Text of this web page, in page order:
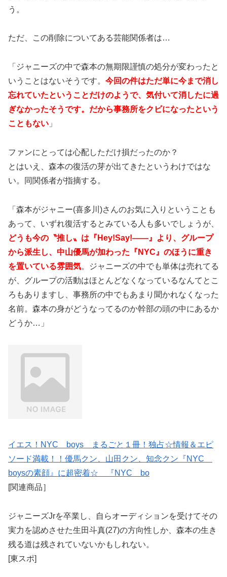
う。
ただ、この削除についてある芸能関係者は…
「ジャニーズの中で森本の無期限謹慎の処分が変わったと
いうことはないそうです。 今回の件はただ単に今まで消し
忘れていたということだけのようで、気付いて消したに過
ぎなかったそうです。だから事務所をクビになったという
こともない 」
ファンにとっては心配しただけ損だったのか？
とはいえ、森本の復活の芽が出てきたというわけではな
い。同関係者が指摘する。
「森本がジャニー(喜多川)さんのお気に入りということも
あって、いずれ復活するとみている人も多いでしょうが、
どうも今の〝推し〟は『Hey!Say!――』より、グループ
から派生し、中山優馬が加わった『NYC』のほうに重き
を置いている雰囲気。ジャニーズの中でも単体は売れてる
が、グループの活動はほとんどなくなっているなんてとこ
ろもありますし、事務所の中でもあまり聞かれなくなった
名前。森本の身がどうなってるのか幹部の頭の中にあるか
どうか…」
イエス！NYC boys まるごと１冊！独占☆情報＆エピ
ソード満載！！優馬クン、山田クン、知念クン『NYC
boysの素顔』に超密着☆ 『NYC bo
[関連商品］
ジャニーズJrを卒業し、自らオーディションを受けてその
実力を認めさせた生田斗真(27)の方向性しか、森本の生き
残る道は残されていないかもしれない。
[東スポ]